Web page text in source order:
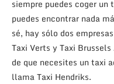
siempre puedes coger
puedes encontrar nada
sé, hay sólo dos
Taxi Verts y Taxi
de que necesites un taxi
llama Taxi Hendriks.